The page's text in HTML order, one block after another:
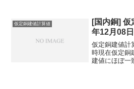
円...
仮定銅建値計算値
[国内銅] 仮
年12月08
仮定銅建値計
時現在仮定銅
建値にほぼ一